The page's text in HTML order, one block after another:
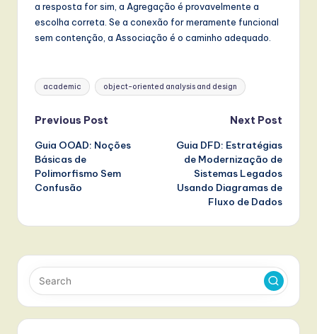
a resposta for sim, a Agregação é provavelmente a
escolha correta. Se a conexão for meramente funcional
sem contenção, a Associação é o caminho adequado.
Tags:
academic object-oriented analysis and design
Post
navigation
Previous Post
Guia OOAD: Noções
Básicas de
Polimorfismo Sem
Confusão
Next Post
Guia DFD: Estratégias
de Modernização de
Sistemas Legados
Usando Diagramas de
Fluxo de Dados